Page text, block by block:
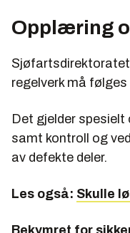
Opplæring
regelverk må følges
Det gjelder
samt kontroll og
av defekte deler.
Les også: Skulle
Bekymret for